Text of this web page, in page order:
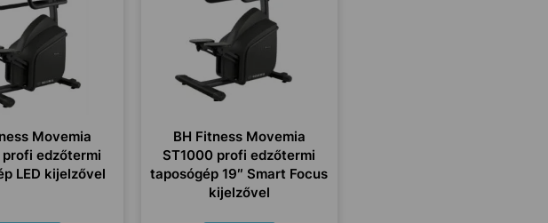
Movemia
profi edzőtermi
LED kijelzővel
BH Fitness Movemia
ST1000 profi edzőtermi
taposógép 19″ Smart Focus
kijelzővel